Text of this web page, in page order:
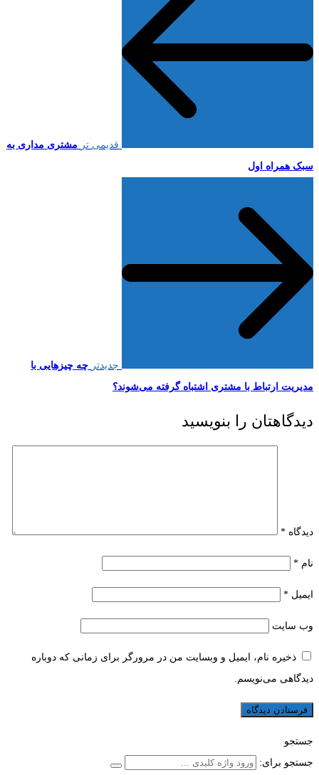
قدیمی تر مشتری مداری به
سبک همراه اول
جدیدتر چه چیزهایی با
مدیریت ارتباط با مشتری اشتباه گرفته می‌شوند؟
دیدگاهتان را بنویسید
دیدگاه *
نام *
ایمیل *
وب‌ سایت
ذخیره نام، ایمیل و وبسایت من در مرورگر برای زمانی که دوباره
دیدگاهی می‌نویسم.
جستجو
جستجو برای: